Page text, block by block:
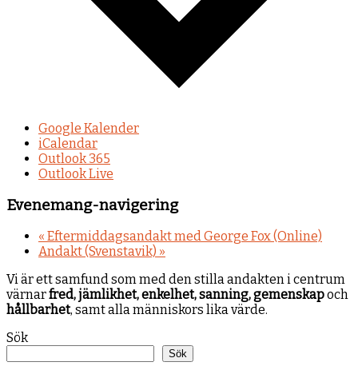
Google Kalender
iCalendar
Outlook 365
Outlook Live
Evenemang-navigering
« Eftermiddagsandakt med George Fox (Online)
Andakt (Svenstavik) »
Vi är ett samfund som med den stilla andakten i centrum
värnarfred, jämlikhet, enkelhet, sanning, gemenskapoch
hållbarhet, samt alla människors lika värde.
Sök
Sök